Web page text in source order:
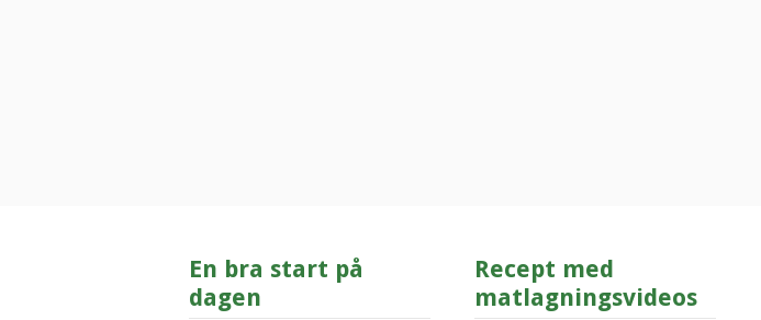
En bra start på
dagen
Recept med
matlagningsvideos